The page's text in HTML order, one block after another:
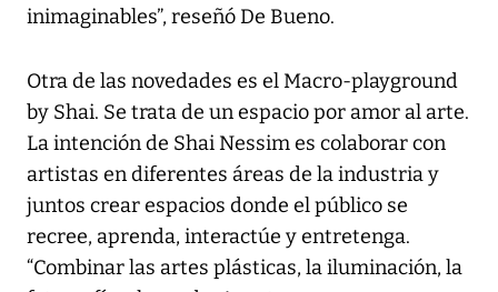
inimaginables”, reseñó De Bueno.
Otra de las novedades es el Macro-playground
by Shai. Se trata de un espacio por amor al arte.
La intención de Shai Nessim es colaborar con
artistas en diferentes áreas de la industria y
juntos crear espacios donde el público se
recree, aprenda, interactúe y entretenga.
“Combinar las artes plásticas, la iluminación, la